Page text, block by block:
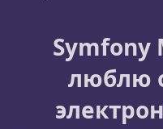
Symfony
люблю